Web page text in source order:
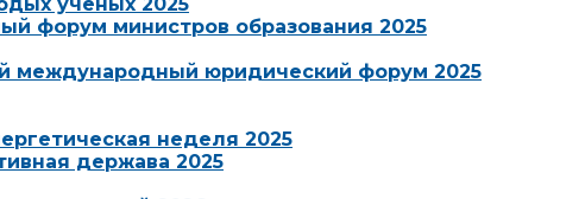
форум министров образования 2025
международный юридический форум 2025
неделя 2025
держава 2025